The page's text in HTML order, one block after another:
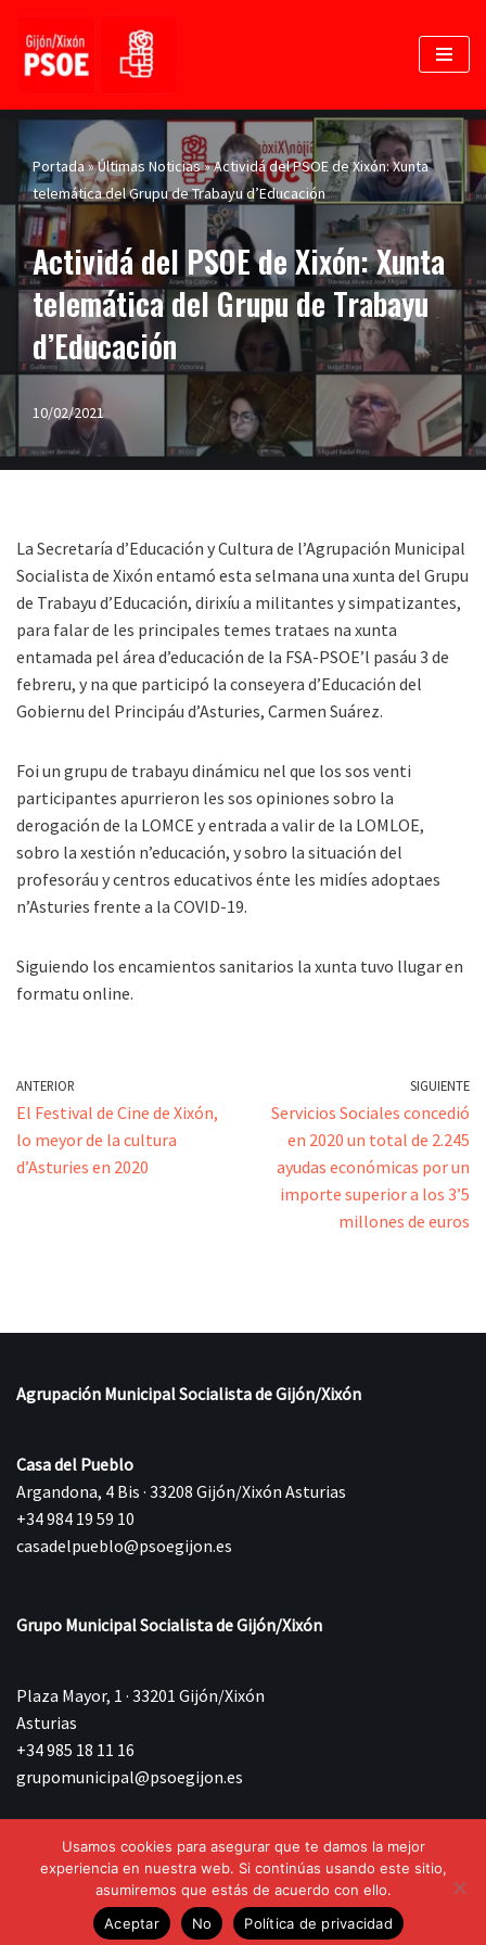
Saltar
contenido
Portada»Últimas Noticias»Actividá del PSOE de Xixón: Xunta
telemática del Grupu de Trabayu d’Educación
Actividá del PSOE de Xixón: Xunta
telemática del Grupu de Trabayu
d’Educación
10/02/2021
La Secretaría d’Educación y Cultura de l’Agrupación Municipal
Socialista de Xixón entamó esta selmana una xunta del Grupu
de Trabayu d’Educación, dirixíu a militantes y simpatizantes,
para falar de les principales temes trataes na xunta
entamada pel área d’educación de la FSA-PSOE’l pasáu 3 de
febreru, y na que participó la conseyera d’Educación del
Gobiernu del Principáu d’Asturies, Carmen Suárez.
Foi un grupu de trabayu dinámicu nel que los sos venti
participantes apurrieron les sos opiniones sobro la
derogación de la LOMCE y entrada a valir de la LOMLOE,
sobro la xestión n’educación, y sobro la situación del
profesoráu y centros educativos énte les midíes adoptaes
n’Asturies frente a la COVID-19.
Siguiendo los encamientos sanitarios la xunta tuvo llugar en
formatu online.
ANTERIOR
El Festival de Cine de Xixón,
lo meyor de la cultura
d’Asturies en 2020
SIGUIENTE
Servicios Sociales concedió
en 2020 un total de 2.245
ayudas económicas por un
importe superior a los 3’5
millones de euros
Agrupación Municipal Socialista de Gijón/Xixón
Casa del Pueblo
Argandona, 4 Bis · 33208 Gijón/Xixón Asturias
+34 984 19 59 10
casadelpueblo@psoegijon.es
Grupo Municipal Socialista de Gijón/Xixón
Plaza Mayor, 1 · 33201 Gijón/Xixón
Asturias
+34 985 18 11 16
grupomunicipal@psoegijon.es
©{current_year} Agrupación Municipal Socialista de
Gijón/Xixón.
Aviso Legal Política de privacidad Política de Cookies
Usamos cookies para asegurar que te damos la mejor
experiencia en nuestra web. Si continúas usando este sitio,
asumiremos que estás de acuerdo con ello.
Aceptar
No Política de privacidad